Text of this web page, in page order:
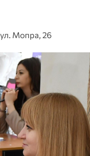
Мопра, 26